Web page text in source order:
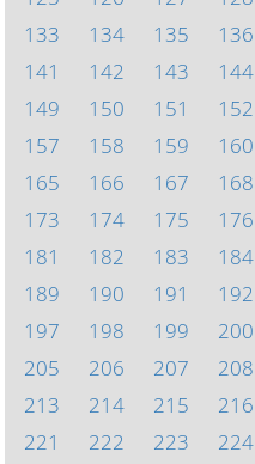
133
134 135 136
141
142 143 144
149
150 151 152
157
158 159 160
165
166 167 168
173
174 175 176
181
182 183 184
189
190 191 192
197
198 199 200
205
206 207 208
213
214 215 216
221
222 223 224